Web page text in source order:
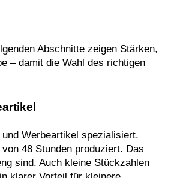
Abschnitte zeigen Stärken,
– damit die Wahl des richtigen
Werbeartikel spezialisiert.
48 Stunden produziert. Das
sind. Auch kleine Stückzahlen